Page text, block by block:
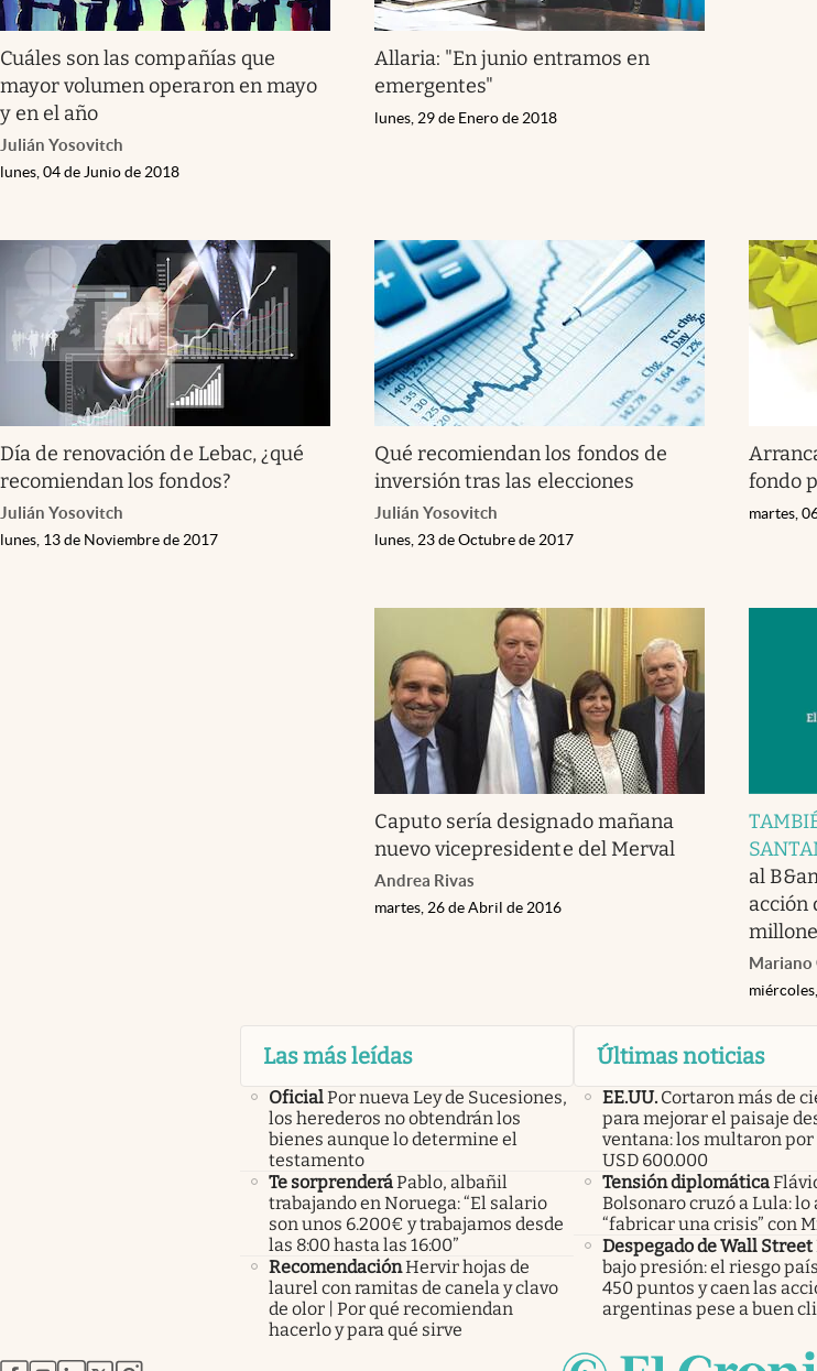
Cuáles son las compañías que
mayor volumen operaron en mayo
y en el año
Julián Yosovitch
lunes, 04 de Junio de 2018
Allaria: "En junio entramos en
emergentes"
lunes, 29 de Enero de 2018
Día de renovación de Lebac, ¿qué
recomiendan los fondos?
Julián Yosovitch
lunes, 13 de Noviembre de 2017
Qué recomiendan los fondos de
inversión tras las elecciones
Julián Yosovitch
lunes, 23 de Octubre de 2017
fondo
martes,
Caputo sería designado mañana
nuevo vicepresidente del Merval
Andrea Rivas
martes, 26 de Abril de 2016
al
acción
Mariano
Las más leídas
OficialPor nueva Ley de Sucesiones,
los herederos no obtendrán los
bienes aunque lo determine el
testamento
Te sorprenderáPablo, albañil
trabajando en Noruega: “El salario
son unos 6.200€ y trabajamos desde
las 8:00 hasta las 16:00”
RecomendaciónHervir hojas de
laurel con ramitas de canela y clavo
de olor | Por qué recomiendan
hacerlo y para qué sirve
Últimas noticias
EE.UU. Cortaron más de
para mejorar el paisaje
ventana: los multaron por
USD 600.000
Tensión diplomática
Bolsonaro cruzó a Lula: lo
“fabricar una crisis” con
Despegado de Wall Street
bajo presión: el riesgo
450 puntos y caen las
argentinas pese a buen